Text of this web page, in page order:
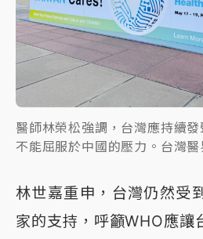
醫師林榮松強調，台灣應持續發
不能屈服於中國的壓力。台灣
林世嘉重申，台灣仍然受
家的支持，呼籲WHO應讓